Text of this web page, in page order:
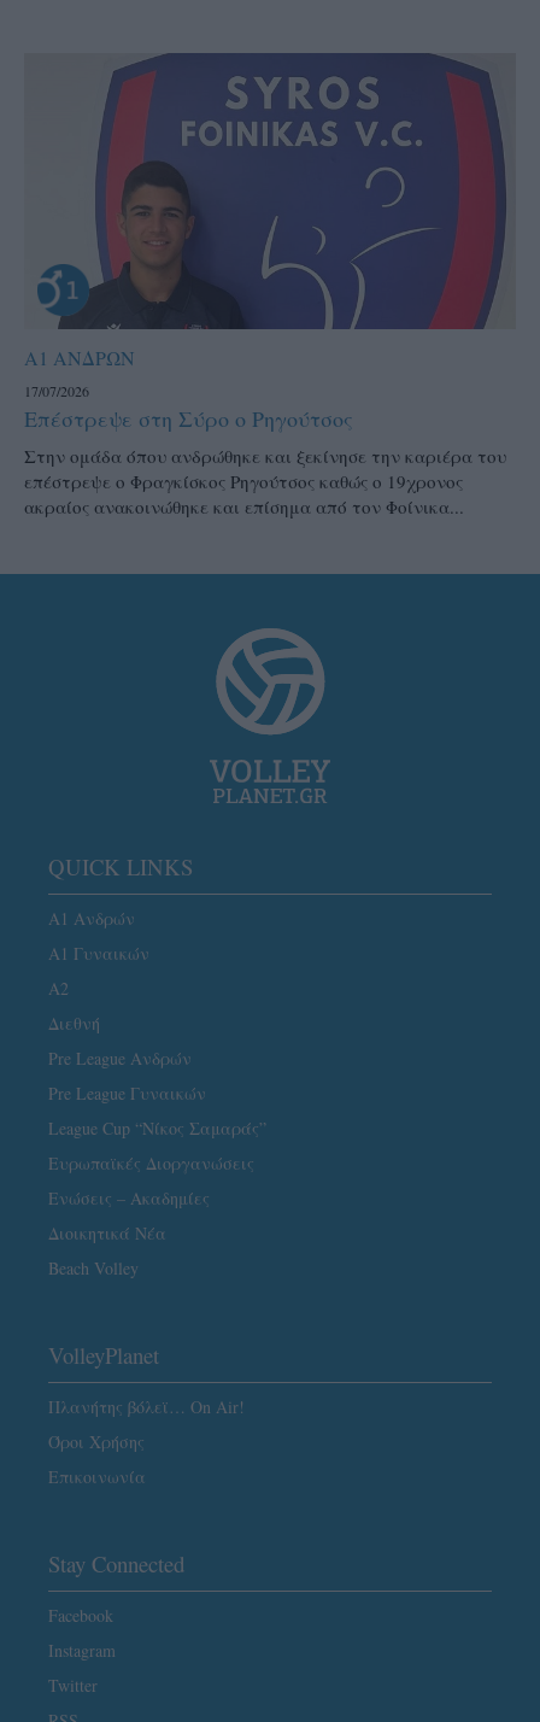
Α1 ΑΝΔΡΩΝ
17/07/2026
Επέστρεψε στη Σύρο ο Ρηγούτσος
Στην ομάδα όπου ανδρώθηκε και ξεκίνησε την καριέρα του
επέστρεψε ο Φραγκίσκος Ρηγούτσος καθώς ο 19χρονος
ακραίος ανακοινώθηκε και επίσημα από τον Φοίνικα...
QUICK LINKS
Α1 Ανδρών
Α1 Γυναικών
A2
Διεθνή
Pre League Ανδρών
Pre League Γυναικών
League Cup “Νίκος Σαμαράς”
Ευρωπαϊκές Διοργανώσεις
Ενώσεις – Ακαδημίες
Διοικητικά Νέα
Beach Volley
VolleyPlanet
Πλανήτης βόλεϊ… On Air!
Όροι Χρήσης
Επικοινωνία
Stay Connected
Facebook
Instagram
Twitter